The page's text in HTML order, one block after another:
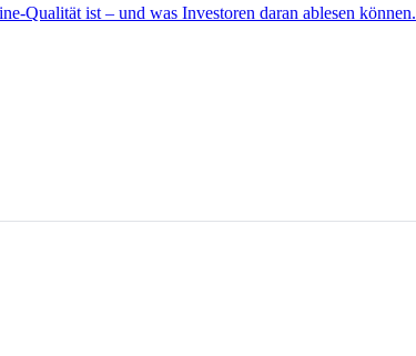
Qualität ist – und was Investoren daran ablesen können.